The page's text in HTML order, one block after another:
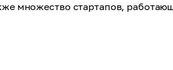
множество стартапов,